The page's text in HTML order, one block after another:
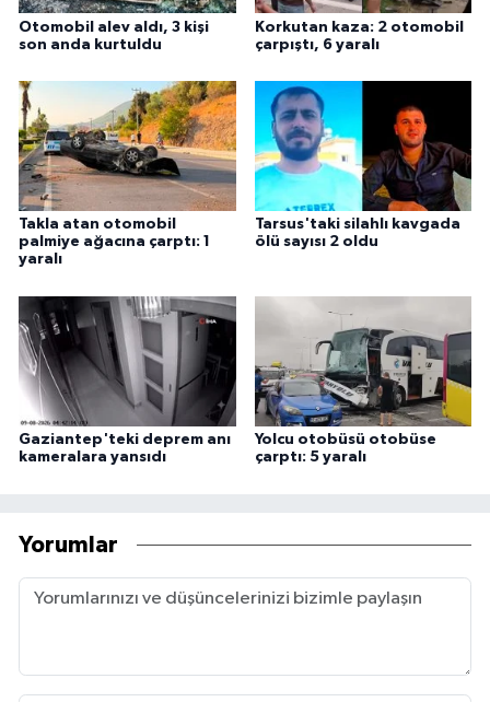
Otomobil alev aldı, 3 kişi
son anda kurtuldu
Korkutan kaza: 2 otomobil
çarpıştı, 6 yaralı
Takla atan otomobil
palmiye ağacına çarptı: 1
yaralı
Tarsus'taki silahlı kavgada
ölü sayısı 2 oldu
Gaziantep'teki deprem anı
kameralara yansıdı
Yolcu otobüsü otobüse
çarptı: 5 yaralı
Yorumlar